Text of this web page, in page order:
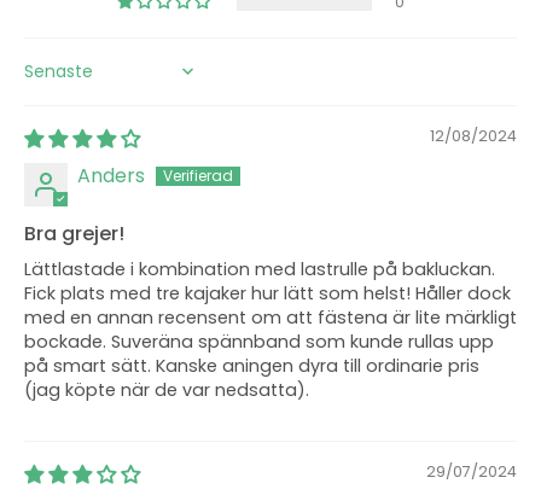
Sort by
12/08/2024
Anders
Bra grejer!
Lättlastade i kombination med lastrulle på bakluckan.
Fick plats med tre kajaker hur lätt som helst! Håller dock
med en annan recensent om att fästena är lite märkligt
bockade. Suveräna spännband som kunde rullas upp
på smart sätt. Kanske aningen dyra till ordinarie pris
(jag köpte när de var nedsatta).
29/07/2024